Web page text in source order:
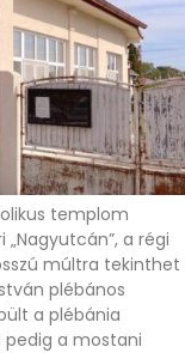
templom
a régi
múltra tekinthet
plébános
a plébánia
a mostani